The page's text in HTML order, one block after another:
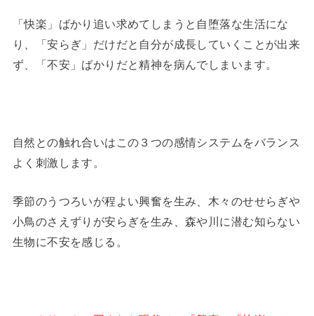
「快楽」ばかり追い求めてしまうと自堕落な生活にな
り、「安らぎ」だけだと自分が成長していくことが出来
ず、「不安」ばかりだと精神を病んでしまいます。
自然との触れ合いはこの３つの感情システムをバランス
よく刺激します。
季節のうつろいが程よい興奮を生み、木々のせせらぎや
小鳥のさえずりが安らぎを生み、森や川に潜む知らない
生物に不安を感じる。